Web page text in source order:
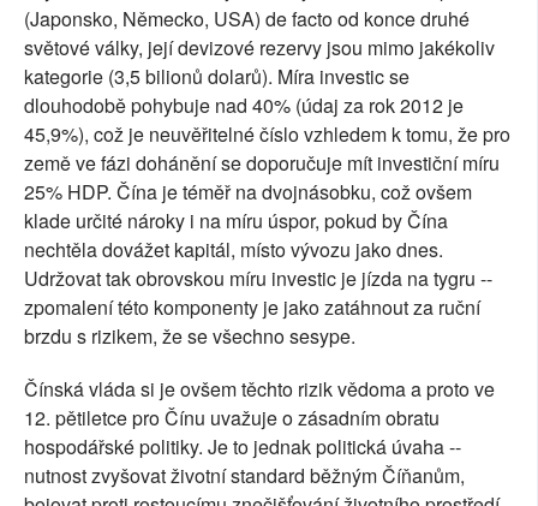
(Japonsko, Německo, USA) de facto od konce druhé
světové války, její devizové rezervy jsou mimo jakékoliv
kategorie (3,5 bilionů dolarů). Míra investic se
dlouhodobě pohybuje nad 40% (údaj za rok 2012 je
45,9%), což je neuvěřitelné číslo vzhledem k tomu, že pro
země ve fázi dohánění se doporučuje mít investiční míru
25% HDP. Čína je téměř na dvojnásobku, což ovšem
klade určité nároky i na míru úspor, pokud by Čína
nechtěla dovážet kapitál, místo vývozu jako dnes.
Udržovat tak obrovskou míru investic je jízda na tygru --
zpomalení této komponenty je jako zatáhnout za ruční
brzdu s rizikem, že se všechno sesype.
Čínská vláda si je ovšem těchto rizik vědoma a proto ve
12. pětiletce pro Čínu uvažuje o zásadním obratu
hospodářské politiky. Je to jednak politická úvaha --
nutnost zvyšovat životní standard běžným Číňanům,